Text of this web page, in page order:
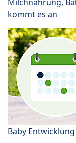
kommt es an
Baby